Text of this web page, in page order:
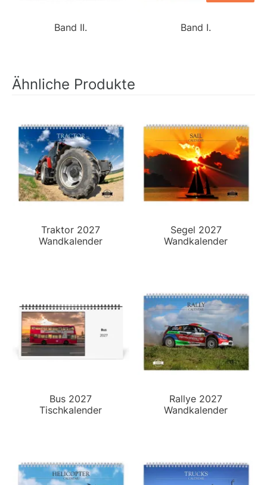
Band II. Band I.
Ähnliche Produkte
Traktor 2027
Wandkalender
Segel 2027
Wandkalender
Bus 2027
Tischkalender
Rallye 2027
Wandkalender